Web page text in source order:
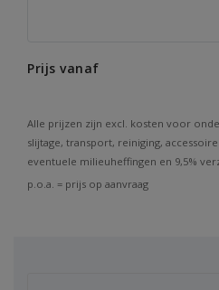
Prijs vanaf
Alle prijzen zijn excl. kosten voor
slijtage, transport, reiniging,
eventuele milieuheffingen en 9,5%
p.o.a. = prijs op aanvraag